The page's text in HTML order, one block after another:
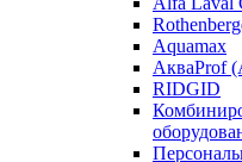
Aquamax
АкваProf
RIDGID